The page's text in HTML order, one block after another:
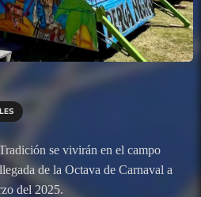
se vivirán en el campo
de la Octava de Carnaval a
del 2025.